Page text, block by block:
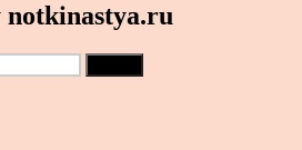
notkinastya.ru